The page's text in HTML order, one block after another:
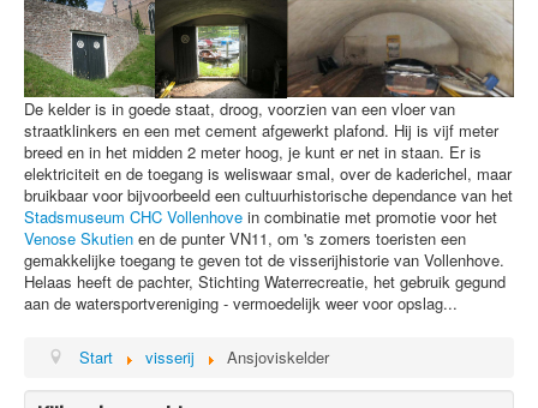
De kelder is in goede staat, droog, voorzien van een vloer van
straatklinkers en een met cement afgewerkt plafond. Hij is vijf meter
breed en in het midden 2 meter hoog, je kunt er net in staan. Er is
elektriciteit en de toegang is weliswaar smal, over de kaderichel, maar
bruikbaar voor bijvoorbeeld een cultuurhistorische dependance van het
Stadsmuseum CHC Vollenhove in combinatie met promotie voor het
Venose Skutien en de punter VN11, om 's zomers toeristen een
gemakkelijke toegang te geven tot de visserijhistorie van Vollenhove.
Helaas heeft de pachter, Stichting Waterrecreatie, het gebruik gegund
aan de watersportvereniging - vermoedelijk weer voor opslag...
Start visserij Ansjoviskelder